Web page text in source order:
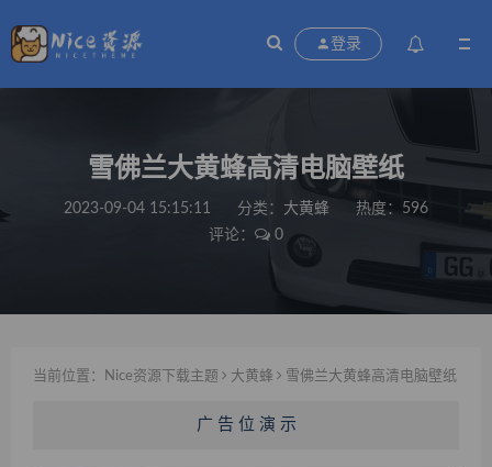
登录
雪佛兰大黄蜂高清电脑壁纸
2023-09-04 15:15:11 分类： 大黄蜂
热度：596
评论：
0
当前位置： Nice资源下载主题 大黄蜂 雪佛兰大黄蜂高清电脑壁纸
广 告 位 演 示